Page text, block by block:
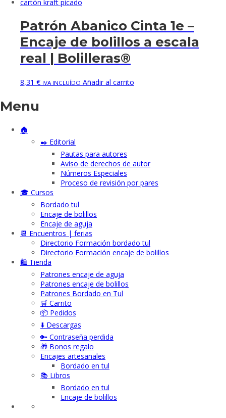
Patrón Abanico Cinta 1e –
Encaje de bolillos a escala
real | Bolilleras®
8,31 € IVA INCLUÍDO Añadir al carrito
Menu
🏠
✒️ Editorial
Pautas para autores
Aviso de derechos de autor
Números Especiales
Proceso de revisión por pares
🎓 Cursos
Bordado tul
Encaje de bolillos
Encaje de aguja
📆 Encuentros | ferias
Directorio Formación bordado tul
Directorio Formación encaje de bolillos
🛍️ Tienda
Patrones encaje de aguja
Patrones encaje de bolillos
Patrones Bordado en Tul
🛒 Carrito
📦 Pedidos
⬇️ Descargas
🔑 Contraseña perdida
🎁 Bonos regalo
Encajes artesanales
Bordado en tul
📚 Libros
Bordado en tul
Encaje de bolillos